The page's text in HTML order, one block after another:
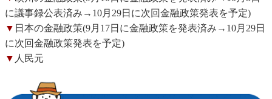
に議事録公表済み→10月29日に次回金融政策発表を予定)
▼ 日本の金融政策(9月17日に金融政策を発表済み→10月29日
に次回金融政策発表を予定)
▼ 人民元